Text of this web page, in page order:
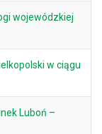
wojewódzkiej
w ciągu
Luboń –